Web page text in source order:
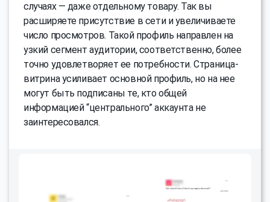
случаях — даже отдельному товару. Так вы
расширяете присутствие в сети и увеличиваете
число просмотров. Такой профиль направлен на
узкий сегмент аудитории, соответственно, более
точно удовлетворяет ее потребности. Страница-
витрина усиливает основной профиль, но на нее
могут быть подписаны те, кто общей
информацией “центрального” аккаунта не
заинтересовался.